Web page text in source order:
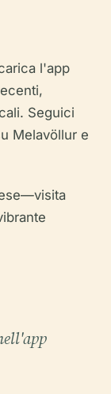
l'app
Seguici
Melavöllur e